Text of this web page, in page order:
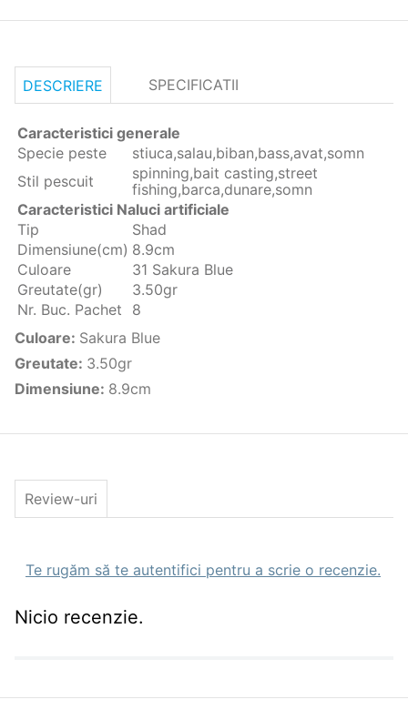
DESCRIERE SPECIFICATII
Caracteristici generale
Specie peste
stiuca,salau,biban,bass,avat,somn
Stil pescuit
spinning,bait casting,street
fishing,barca,dunare,somn
Caracteristici Naluci artificiale
Tip
Shad
Dimensiune(cm) 8.9cm
Culoare
31 Sakura Blue
Greutate(gr)
3.50gr
Nr. Buc. Pachet
8
Culoare: Sakura Blue
Greutate: 3.50gr
Dimensiune: 8.9cm
Review-uri
Te rugăm să te autentifici pentru a scrie o recenzie.
Nicio recenzie.